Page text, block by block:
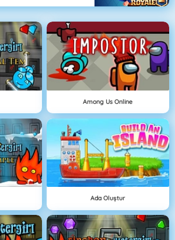
Among Us Online
Ada Oluştur